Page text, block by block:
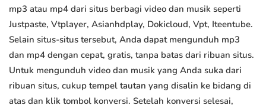
mp3 atau mp4 dari situs berbagi video dan musik seperti
Justpaste, Vtplayer, Asianhdplay, Dokicloud, Vpt, Iteentube.
Selain situs-situs tersebut, Anda dapat mengunduh mp3
dan mp4 dengan cepat, gratis, tanpa batas dari ribuan situs.
Untuk mengunduh video dan musik yang Anda suka dari
ribuan situs, cukup tempel tautan yang disalin ke bidang di
atas dan klik tombol konversi. Setelah konversi selesai,